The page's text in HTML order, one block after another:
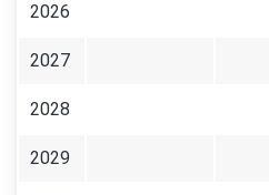
2026
2027
2028
2029